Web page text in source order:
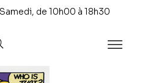
de 10h00 à 18h30